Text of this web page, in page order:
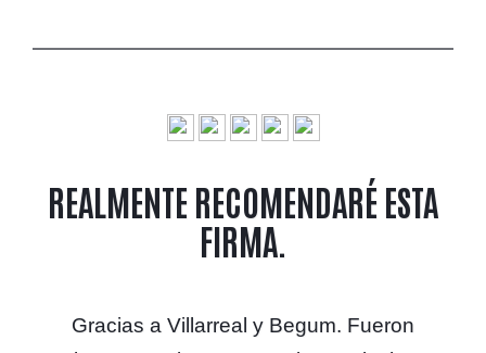
REALMENTE RECOMENDARÉ ESTA
FIRMA.
Gracias a Villarreal y Begum. Fueron